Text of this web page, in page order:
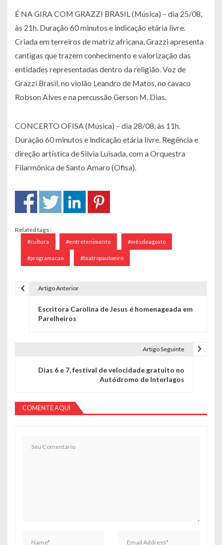
É NA GIRA COM GRAZZI BRASIL (Música) – dia 25/08,
às 21h. Duração 60 minutos e indicação etária livre.
Criada em terreiros de matriz africana, Grazzi apresenta
cantigas que trazem conhecimento e valorização das
entidades representadas dentro da religião. Voz de
Grazzi Brasil, no violão Leandro de Matos, no cavaco
Robson Alves e na percussão Gerson M. Dias.
CONCERTO OFISA (Música) – dia 28/08, às 11h.
Duração 60 minutos e indicação etária livre. Regência e
direção artística de Silvia Luisada, com a Orquestra
Filarmônica de Santo Amaro (Ofisa).
Related tags :
#cultura #entretenimento #mêsdeagosto
#programacao #teatropauloeiró
Artigo Anterior
Escritora Carolina de Jesus é homenageada em
Parelheiros
Artigo Seguinte
Dias 6 e 7, festival de velocidade gratuito no
Autódromo de Interlagos
COMENTE AQUI